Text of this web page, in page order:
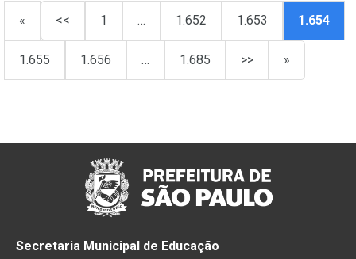
« << 1 … 1.652 1.653 1.654
1.655 1.656 … 1.685 >> »
Secretaria Municipal de Educação